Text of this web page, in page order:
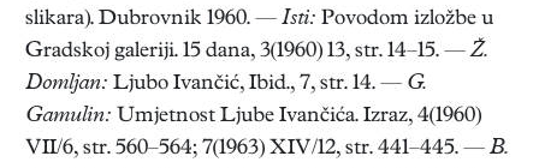
slikara). Dubrovnik 1960. — Isti: Povodom izložbe u
Gradskoj galeriji. 15 dana, 3(1960) 13, str. 14–15. — Ž.
Domljan: Ljubo Ivančić, Ibid., 7, str. 14. — G.
Gamulin: Umjetnost Ljube Ivančića. Izraz, 4(1960)
VII/6, str. 560–564; 7(1963) XIV/12, str. 441–445. — B.